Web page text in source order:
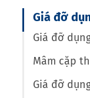
Giá đỡ
Giá đỡ
Mâm cặp
Giá đỡ